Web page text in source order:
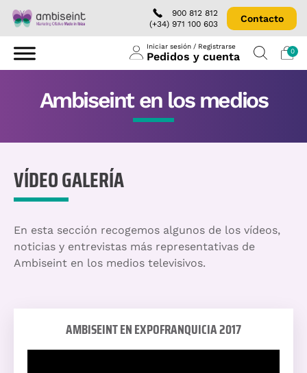
900 812 812
(+34) 971 100 603
Contacto
Iniciar sesión / Registrarse
Pedidos y cuenta 0
Ambiseint en los medios
VÍDEO GALERÍA
En esta sección recogemos algunos de los vídeos,
noticias y entrevistas más representativas de
Ambiseint en los medios televisivos.
AMBISEINT EN EXPOFRANQUICIA 2017